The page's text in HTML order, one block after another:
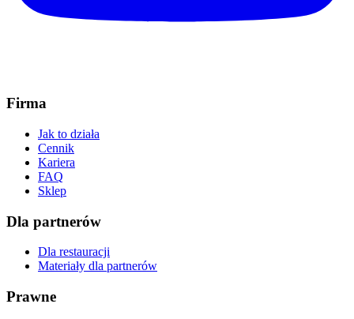
Firma
Jak to działa
Cennik
Kariera
FAQ
Sklep
Dla partnerów
Dla restauracji
Materiały dla partnerów
Prawne